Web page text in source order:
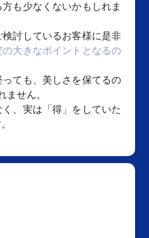
も少なくないかもしれま
討しているお客様に是非
の大きなポイントとなるの
ても、美しさを保てるの
ません。
く、実は「得」をしていた